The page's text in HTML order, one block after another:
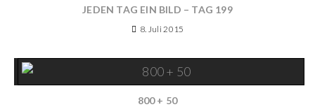
JEDEN TAG EIN BILD – TAG 199
8. Juli 2015
800 + 50